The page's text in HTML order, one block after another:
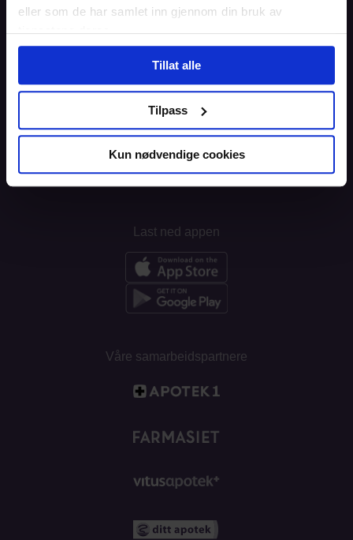
eller som de har samlet inn gjennom din bruk av
tjenestene deres.
Tillat alle
Tilpass
Kun nødvendige cookies
Informasjon
Blogg
Brukeravtale
Personvern
Informasjonskapsler
Last ned appen
Våre samarbeidspartnere